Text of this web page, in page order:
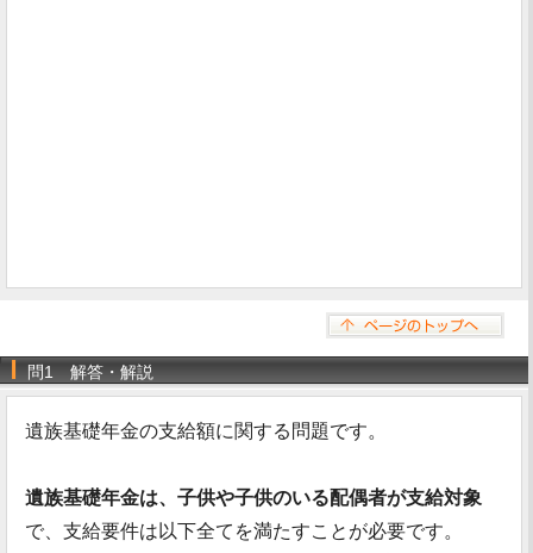
問1 解答・解説
遺族基礎年金の支給額に関する問題です。
遺族基礎年金は、子供や子供のいる配偶者が支給対象
で、支給要件は以下全てを満たすことが必要です。